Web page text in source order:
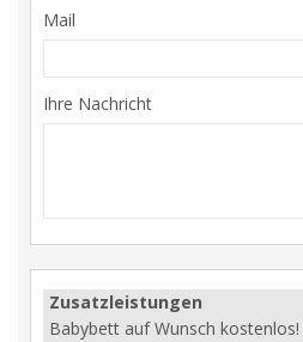
Mail
Ihre Nachricht
Zusatzleistungen
Babybett auf Wunsch kostenlos!